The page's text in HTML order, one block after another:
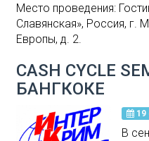
Место проведения:
Славянская», Россия, г.
Европы, д. 2.
CASH CYCLE
БАНГКОКЕ
19
В